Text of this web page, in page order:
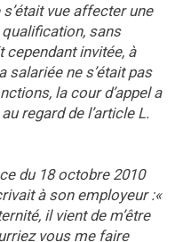
vue affecter une
sans
invitée, à
salariée ne s’était pas
la cour d’appel a
regard de l’article L.
du 18 octobre 2010
à son employeur :«
il vient de m’être
vous me faire